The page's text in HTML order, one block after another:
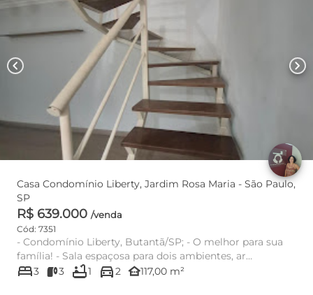
chevron_left chevron_right
Casa Condomínio Liberty, Jardim Rosa Maria - São Paulo,
SP
R$ 639.000 /venda
Cód: 7351
- Condomínio Liberty, Butantã/SP; - O melhor para sua
família! - Sala espaçosa para dois ambientes, ar
condicionado, ...
bed3 3 bathtub1 directions_car2 other_houses117,00 m²